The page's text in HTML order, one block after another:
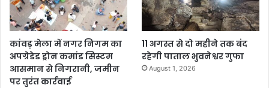
कांवड़ मेला में नगर निगम का
अपग्रेडेड ड्रोन कमांड सिस्टम
आसमान से निगरानी, जमीन
पर तुरंत कार्रवाई
11 अगस्त से दो महीने तक बंद
रहेगी पाताल भुवनेश्वर गुफा
August 1, 2026